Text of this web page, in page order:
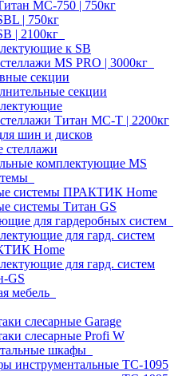
МС-750 | 750кг
| 750кг
| 2100кг
к SB
MS PRO | 3000кг
секции
секции
Титан МС-Т | 2200кг
шин и дисков
комплектующие MS
системы ПРАКТИК Home
системы Титан GS
для гардеробных систем
для гард. систем
Home
для гард. систем
GS
мебель
слесарные Garage
слесарные Profi W
шкафы
инструментальные TC-1095